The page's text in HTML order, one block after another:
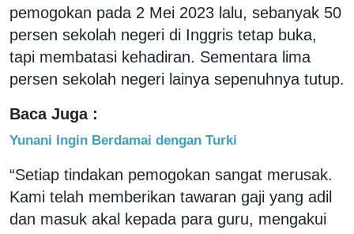
pemogokan pada 2 Mei 2023 lalu, sebanyak 50
persen sekolah negeri di Inggris tetap buka,
tapi membatasi kehadiran. Sementara lima
persen sekolah negeri lainya sepenuhnya tutup.
Baca Juga :
Yunani Ingin Berdamai dengan Turki
“Setiap tindakan pemogokan sangat merusak.
Kami telah memberikan tawaran gaji yang adil
dan masuk akal kepada para guru, mengakui